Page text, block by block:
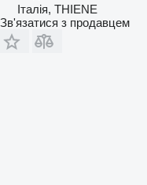
Італія, THIENE
Зв'язатися з продавцем